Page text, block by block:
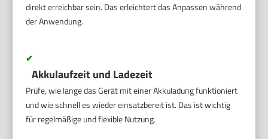
direkt erreichbar sein. Das erleichtert das Anpassen während
der Anwendung.
✔
Akkulaufzeit und Ladezeit
Prüfe, wie lange das Gerät mit einer Akkuladung funktioniert
und wie schnell es wieder einsatzbereit ist. Das ist wichtig
für regelmäßige und flexible Nutzung.